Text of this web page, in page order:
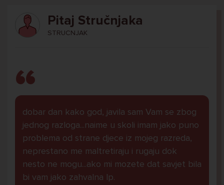
Pitaj Stručnjaka
STRUCNJAK
dobar dan kako god, javila sam Vam se zbog
jednog razloga...naime u skoli imam jako puno
problema od strane djece iz mojeg razreda,
neprestano me maltretiraju i rugaju dok
nesto ne mogu...ako mi mozete dat savjet bila
bi vam jako zahvalna lp.